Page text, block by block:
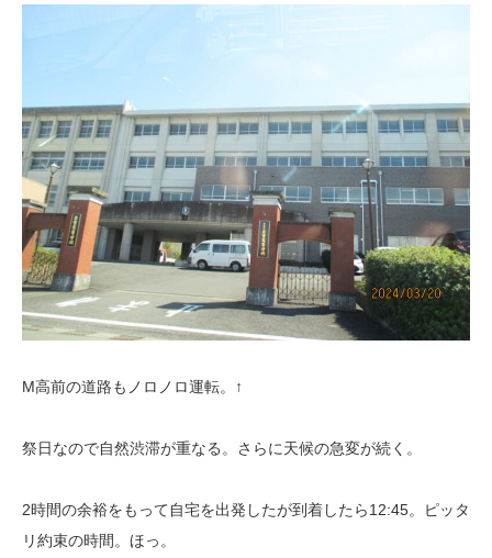
M高前の道路もノロノロ運転。↑
祭日なので自然渋滞が重なる。さらに天候の急変が続く。
2時間の余裕をもって自宅を出発したが到着したら12:45。ピッタ
リ約束の時間。ほっ。